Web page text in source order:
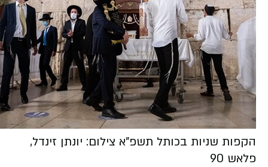
הקפות שניות בכותל תשפ"א צילום: יונתן זינדל,
פלאש 90